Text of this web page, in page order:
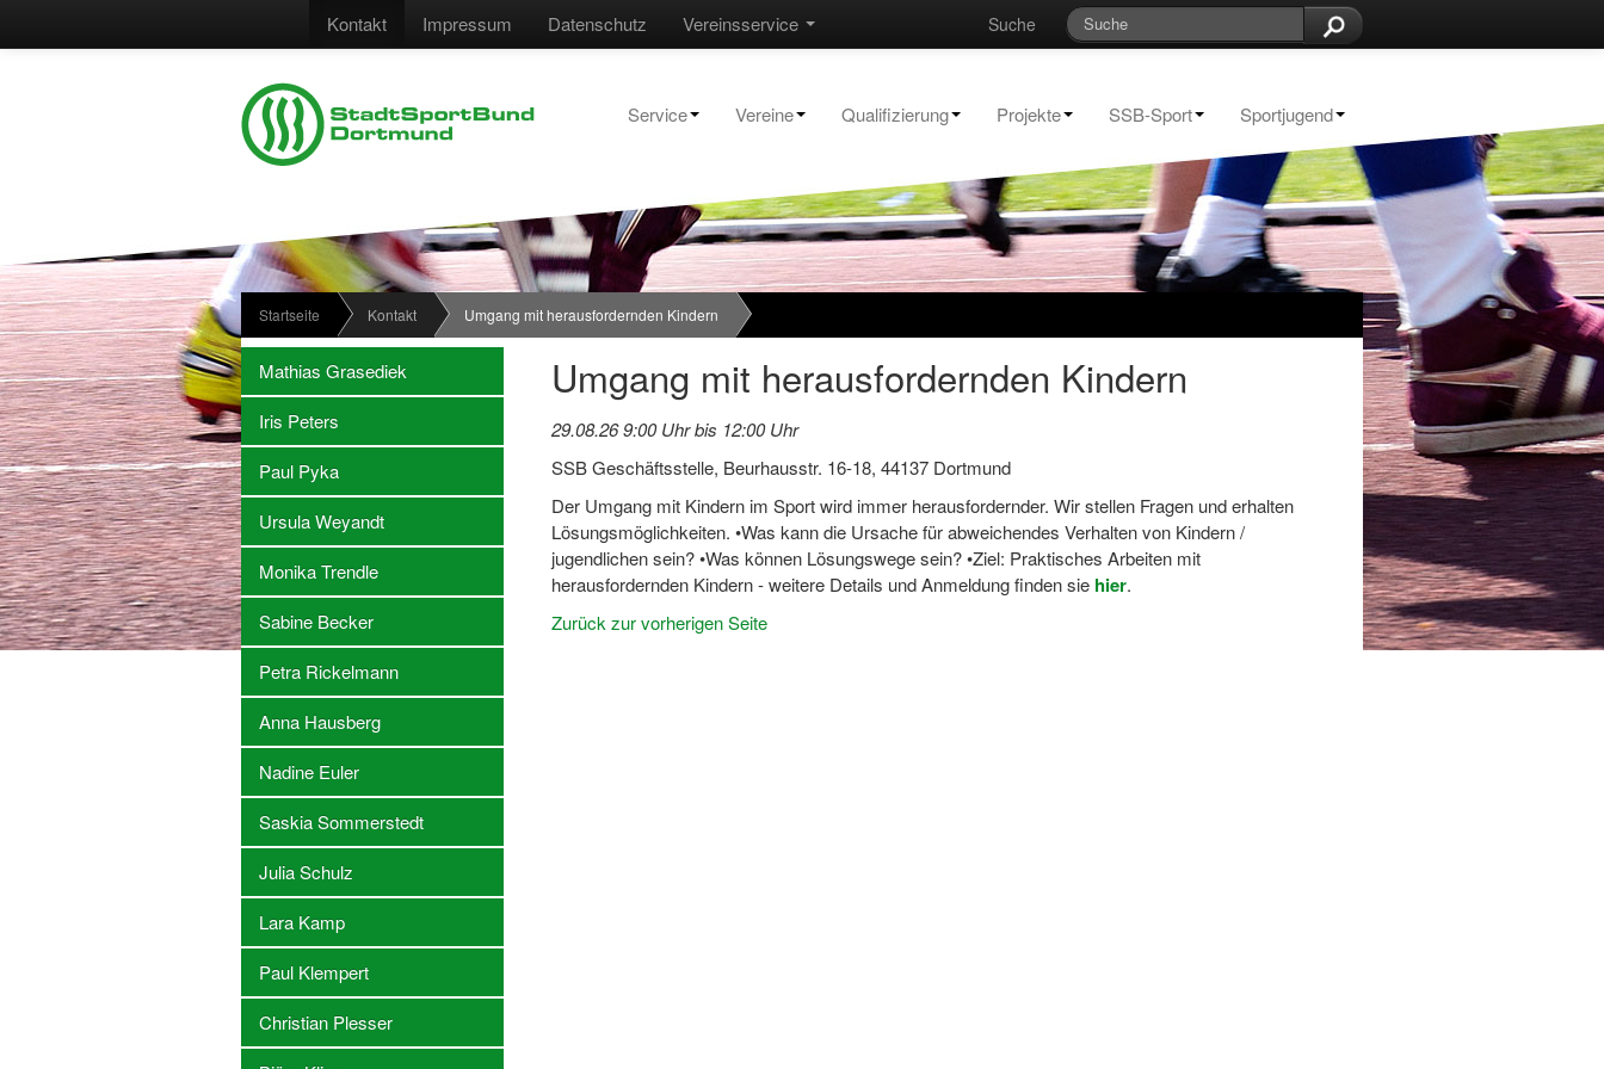
Suche
Vereinsservice
Kontakt Impressum Datenschutz
Service Vereine Qualifizierung Projekte SSB-Sport Sportjugend
Startseite Kontakt Umgang mit herausfordernden Kindern
Mathias Grasediek
Iris Peters
Paul Pyka
Ursula Weyandt
Monika Trendle
Sabine Becker
Petra Rickelmann
Anna Hausberg
Nadine Euler
Saskia Sommerstedt
Julia Schulz
Lara Kamp
Paul Klempert
Christian Plesser
Umgang mit herausfordernden Kindern
29.08.26 9:00 Uhr bis 12:00 Uhr
SSB Geschäftsstelle, Beurhausstr. 16-18, 44137 Dortmund
Der Umgang mit Kindern im Sport wird immer herausfordernder. Wir stellen Fragen und erhalten
Lösungsmöglichkeiten. •Was kann die Ursache für abweichendes Verhalten von Kindern /
jugendlichen sein? •Was können Lösungswege sein? •Ziel: Praktisches Arbeiten mit
herausfordernden Kindern - weitere Details und Anmeldung finden sie hier.
Zurück zur vorherigen Seite